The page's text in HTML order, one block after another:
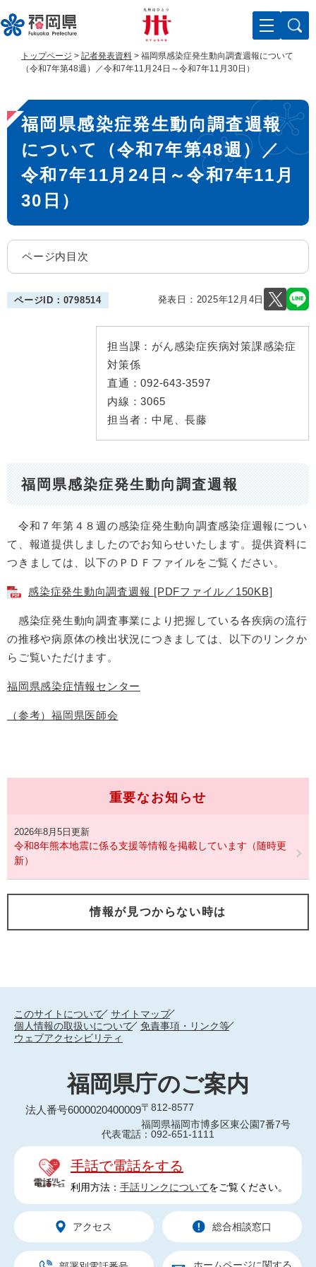
ー
ジ
す
。
ニ
ュ
し
て
トップページ > 記者発表資料 > 福岡県感染症発生動向調査週報について
（令和7年第48週）／令和7年11月24日～令和7年11月30日）
本
文
福岡県感染症発生動向調査週報
について（令和7年第48週）／
令和7年11月24日～令和7年11月
30日）
ページ内目次
ページID：0798514 発表日： 2025年12月4日
担当課： がん感染症疾病対策課感染症
対策係
直通：092-643-3597
内線：3065
担当者： 中尾、長藤
福岡県感染症発生動向調査週報
令和７年第４８週の感染症発生動向調査感染症週報につい
て、報道提供しましたのでお知らせいたします。提供資料に
つきましては、以下のＰＤＦファイルをご覧ください。
感染症発生動向調査週報 [PDFファイル／150KB]
感染症発生動向調査事業により把握している各疾病の流行
の推移や病原体の検出状況につきましては、以下のリンクか
らご覧いただけます。
福岡県感染症情報センター
（参考）福岡県医師会
重要なお知らせ
2026年8月5日更新
令和8年熊本地震に係る支援等情報を掲載しています（随時更
新）
情報が見つからない時は
このサイトについて
サイトマップ
個人情報の取扱いについて
免責事項・リンク等
ウェブアクセシビリティ
福岡県庁のご案内
法人番号6000020400009〒812-8577
福岡県福岡市博多区東公園7番7号
代表電話：092-651-1111
手話で電話をする
利用方法： 手話リンクについてをご覧ください。
アクセス 総合相談窓口